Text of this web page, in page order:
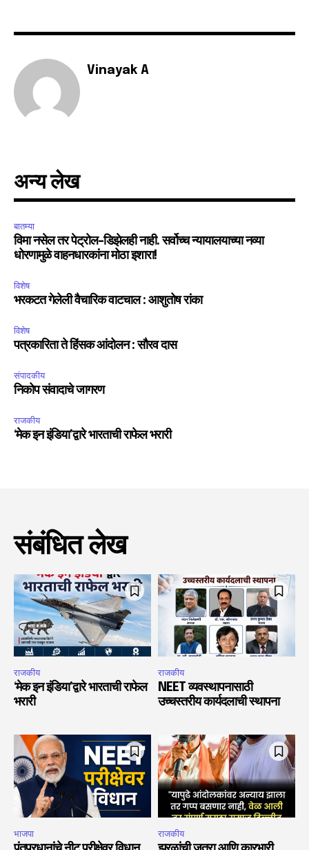
Vinayak A
अन्य लेख
बातम्या
विमा नसेल तर पेट्रोल-डिझेलही नाही. सर्वोच्च न्यायालयाच्या नव्या
धोरणामुळे वाहनधारकांना मोठा इशारा!
विशेष
भरकटत गेलेली वैचारिक वाटचाल : आशुतोष रांका
विशेष
पत्रकारिता ते हिंसक आंदोलन : सौरव दास
संपादकीय
निकोप संवादाचे जागरण
राजकीय
‘मेक इन इंडिया’द्वारे भारताची राफेल भरारी
संबंधित लेख
राजकीय
‘मेक इन इंडिया’द्वारे भारताची राफेल
भरारी
राजकीय
NEET व्यवस्थापनासाठी
उच्चस्तरीय कार्यदलाची स्थापना
भाजपा राजकीय